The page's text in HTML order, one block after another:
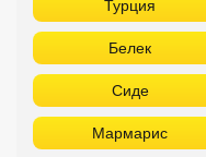
Турция
Белек
Сиде
Мармарис